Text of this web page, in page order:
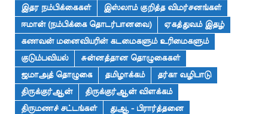
இதர நம்பிக்கைகள்
இஸ்லாம் குறித்த விமர்சனங்கள்
ஈமான் (நம்பிக்கை தொடர்பானவை)
ஏகத்துவம் இதழ்
கணவன் மனைவியரின் கடமைகளும் உரிமைகளும்
குடும்பவியல்
சுன்னத்தான தொழுகைகள்
ஜமாஅத் தொழுகை
தமிழாக்கம்
தர்கா வழிபாடு
திருக்குர்ஆன்
திருக்குர்ஆன் விளக்கம்
திருமணச் சட்டங்கள்
துஆ - பிரார்த்தனை